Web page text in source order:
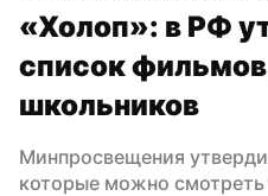
«Холоп»: в РФ
список
школьников
Минпросвещения
которые можно